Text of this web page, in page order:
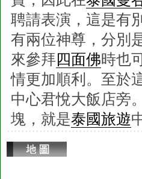
聘請表演，這是有
有兩位神尊，分別
來參拜四面佛時也
情更加順利。至於
中心君悅大飯店旁
塊，就是泰國旅遊